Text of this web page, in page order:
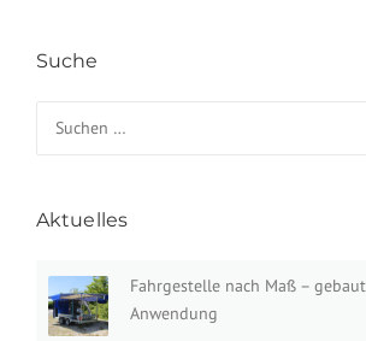
Suche
Aktuelles
Fahrgestelle nach Maß –
Anwendung